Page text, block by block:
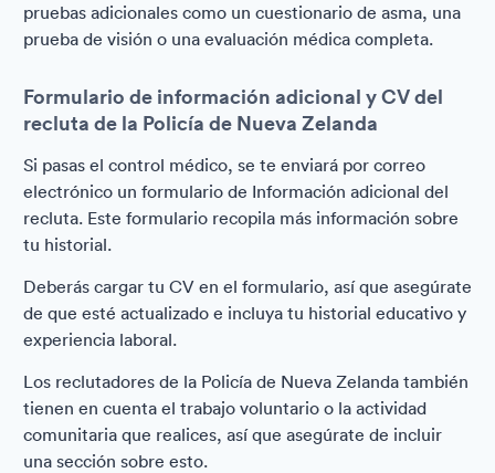
pruebas adicionales como un cuestionario de asma, una
prueba de visión o una evaluación médica completa.
Formulario de información adicional y CV del
recluta de la Policía de Nueva Zelanda
Si pasas el control médico, se te enviará por correo
electrónico un formulario de Información adicional del
recluta. Este formulario recopila más información sobre
tu historial.
Deberás cargar tu CV en el formulario, así que asegúrate
de que esté actualizado e incluya tu historial educativo y
experiencia laboral.
Los reclutadores de la Policía de Nueva Zelanda también
tienen en cuenta el trabajo voluntario o la actividad
comunitaria que realices, así que asegúrate de incluir
una sección sobre esto.